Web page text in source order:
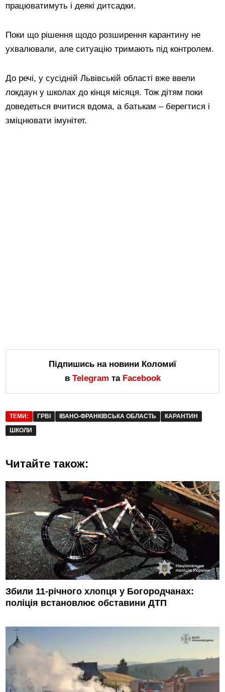
працюватимуть і деякі дитсадки.
Поки що рішення щодо розширення карантину не
ухвалювали, але ситуацію тримають під контролем.
До речі, у сусідній Львівській області вже ввели
локдаун у школах до кінця місяця. Тож дітям поки
доведеться вчитися вдома, а батькам – берегтися і
зміцнювати імунітет.
Підпишись на новини Коломиї
в Telegram та Facebook
ТЕМИ: ГРВІ ІВАНО-ФРАНКІВСЬКА ОБЛАСТЬ
КАРАНТИН
ШКОЛИ
Читайте також:
Збили 11-річного хлопця у Богородчанах:
поліція встановлює обставини ДТП